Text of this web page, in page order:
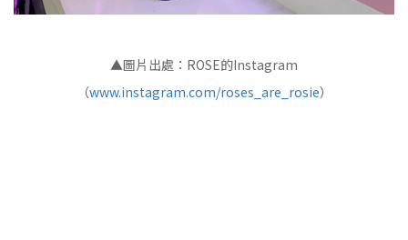
▲圖片出處：ROSE的Instagram
（www.instagram.com/roses_are_rosie）